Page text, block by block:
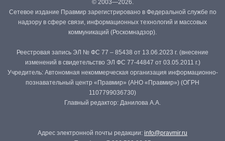
© 2003—2026.
Сетевое издание Правмир зарегистрировано в Федеральной службе по
надзору в сфере связи, информационных технологий и массовых
коммуникаций (Роскомнадзор).
Реестровая запись ЭЛ № ФС 77 – 85438 от 13.06.2023 г. (внесение
изменений в свидетельство ЭЛ ФС 77-44847 от 03.05.2011 г.)
Учредитель: Автономная некоммерческая организация информационно-
познавательный центр «Правмир» (АНО «Правмир») (ОГРН
1107799036730)
Главный редактор: Данилова А.А.
Адрес электронной почты редакции: info@pravmir.ru